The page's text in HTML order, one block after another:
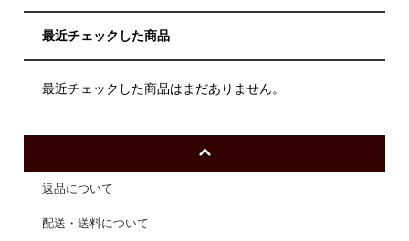
最近チェックした商品
最近チェックした商品はまだありません。
返品について
配送・送料について